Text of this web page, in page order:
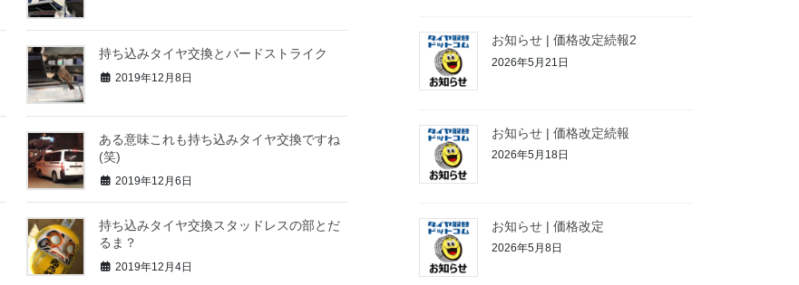
持ち込みタイヤ交換とバードストライク
2019年12月8日
ある意味これも持ち込みタイヤ交換ですね
(笑)
2019年12月6日
持ち込みタイヤ交換スタッドレスの部とだ
るま？
2019年12月4日
お知らせ | 価格改定続報2
2026年5月21日
お知らせ | 価格改定続報
2026年5月18日
お知らせ | 価格改定
2026年5月8日